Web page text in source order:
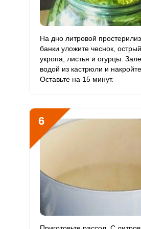
На дно литровой
банки уложите чеснок,
укропа, листья и огурцы.
водой из кастрюли и
Оставьте на 15 минут.
6